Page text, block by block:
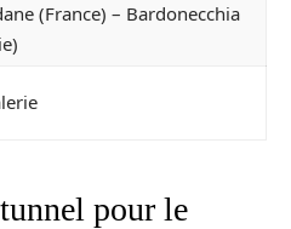
(France) – Bardonecchia
pour le